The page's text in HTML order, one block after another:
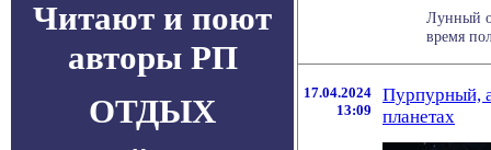
Читают и поют
авторы РП
ОТДЫХ
Лунный
время
17.04.2024
13:09
Пурпурный,
планетах